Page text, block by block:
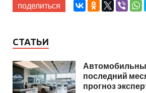
поделиться
СТАТЬИ
последний
прогноз